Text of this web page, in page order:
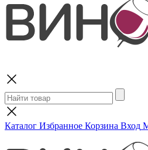
Каталог Избранное Корзина Вход